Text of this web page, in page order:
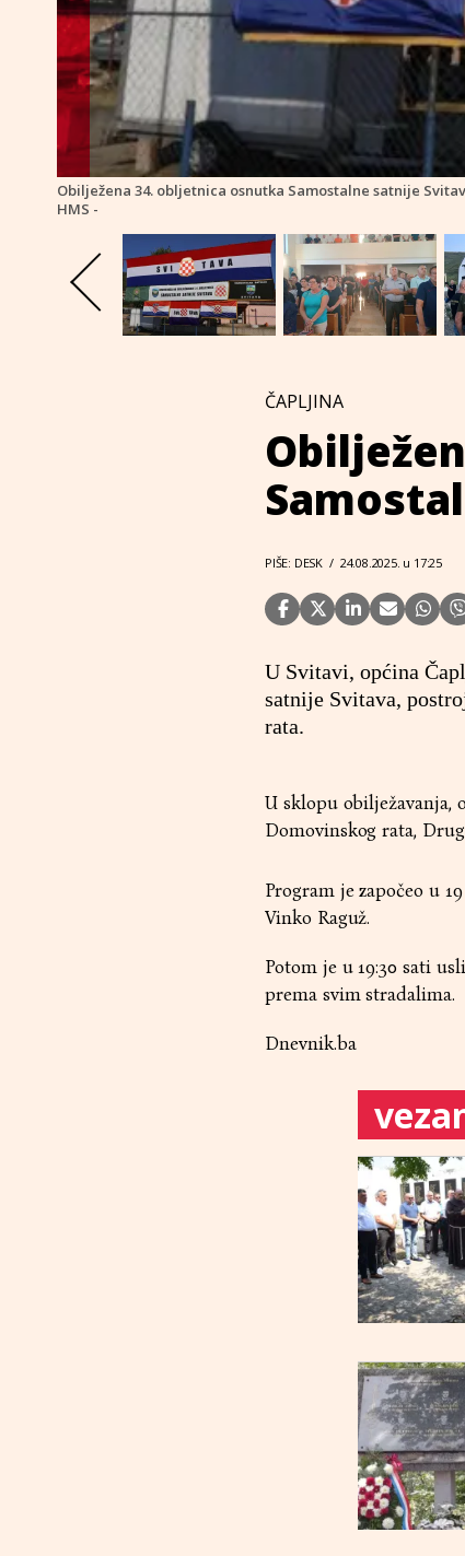
Obilježena 34. obljetnica osnutka Samostalne satnije
HMS -
ČAPLJINA
PIŠE: DESK / 24.08.2025. u 17:25
U Svitavi, općina
satnije Svitava,
rata.
U sklopu
Domovinskog rata,
Program je započeo u
Vinko Raguž.
Potom je u 19:30 sati
prema svim stradalima.
Dnevnik.ba